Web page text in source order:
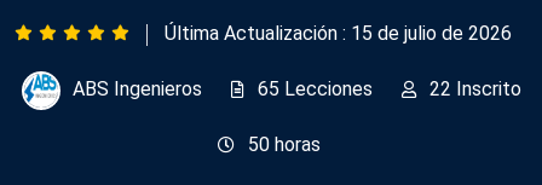
Última Actualización : 15 de julio de 2026
ABS Ingenieros 65 Lecciones 22 Inscrito
50horas